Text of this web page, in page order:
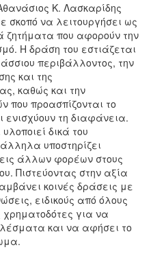
Κ. Λασκαρίδης
σκοπό να λειτουργήσει ως
ζητήματα που αφορούν την
Η δράση του εστιάζεται
περιβάλλοντος, την
και της
καθώς και την
που προασπίζονται το
ενισχύουν τη διαφάνεια.
δικά του
υποστηρίζει
άλλων φορέων στους
Πιστεύοντας στην αξία
κοινές δράσεις με
ειδικούς από όλους
για να
και να αφήσει το